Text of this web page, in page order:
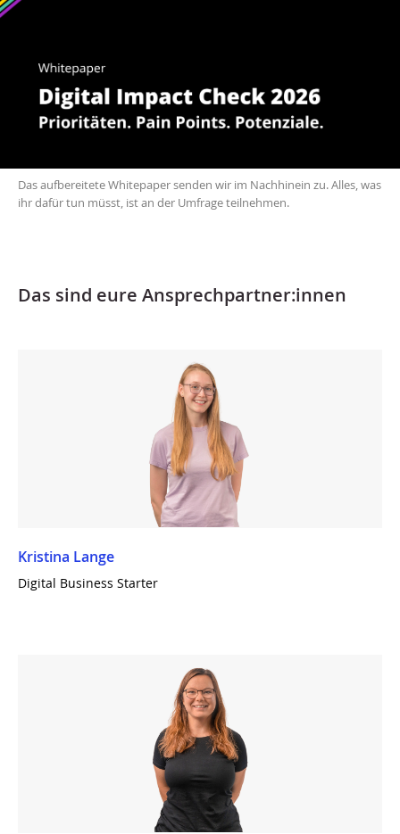
Das aufbereitete Whitepaper senden wir im Nachhinein zu. Alles, was
ihr dafür tun müsst, ist an der Umfrage teilnehmen.
Das sind eure Ansprechpartner:innen
Kristina Lange
Digital Business Starter